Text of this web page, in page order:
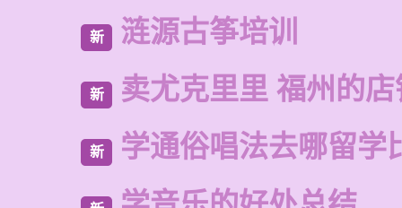
新 涟源古筝培训
新 卖尤克里里 福州的
新 学通俗唱法去哪留学